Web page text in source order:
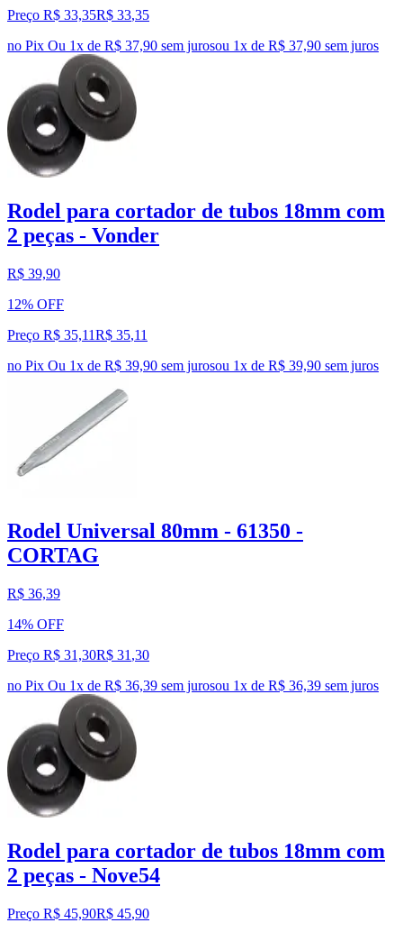
Preço R$ 33,35R$ 33,35
no Pix Ou 1x de R$ 37,90 sem jurosou 1x de R$ 37,90 sem juros
Rodel para cortador de tubos 18mm com
2 peças - Vonder
R$ 39,90
12% OFF
Preço R$ 35,11R$ 35,11
no Pix Ou 1x de R$ 39,90 sem jurosou 1x de R$ 39,90 sem juros
Rodel Universal 80mm - 61350 -
CORTAG
R$ 36,39
14% OFF
Preço R$ 31,30R$ 31 ,30
no Pix Ou 1x de R$ 36,39 sem jurosou 1x de R$ 36,39 sem juros
Rodel para cortador de tubos 18mm com
2 peças - Nove54
Preço R$ 45,90R$ 45,90